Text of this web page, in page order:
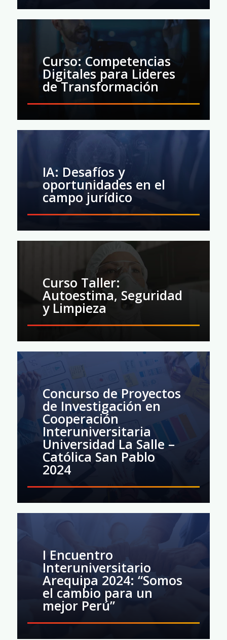
Curso: Competencias
Digitales para Lideres
de Transformación
IA: Desafíos y
oportunidades en el
campo jurídico
Curso Taller:
Autoestima, Seguridad
y Limpieza
Concurso de Proyectos
de Investigación en
Cooperación
Interuniversitaria
Universidad La Salle –
Católica San Pablo
2024
I Encuentro
Interuniversitario
Arequipa 2024: “Somos
el cambio para un
mejor Perú”